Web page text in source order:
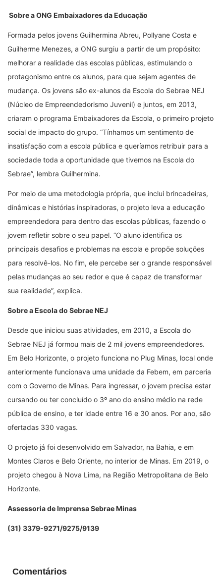
Sobre a ONG Embaixadores da Educação
Formada pelos jovens Guilhermina Abreu, Pollyane Costa e
Guilherme Menezes, a ONG surgiu a partir de um propósito:
melhorar a realidade das escolas públicas, estimulando o
protagonismo entre os alunos, para que sejam agentes de
mudança. Os jovens são ex-alunos da Escola do Sebrae NEJ
(Núcleo de Empreendedorismo Juvenil) e juntos, em 2013,
criaram o programa Embaixadores da Escola, o primeiro projeto
social de impacto do grupo. “Tínhamos um sentimento de
insatisfação com a escola pública e queríamos retribuir para a
sociedade toda a oportunidade que tivemos na Escola do
Sebrae”, lembra Guilhermina.
Por meio de uma metodologia própria, que inclui brincadeiras,
dinâmicas e histórias inspiradoras, o projeto leva a educação
empreendedora para dentro das escolas públicas, fazendo o
jovem refletir sobre o seu papel. “O aluno identifica os
principais desafios e problemas na escola e propõe soluções
para resolvê-los. No fim, ele percebe ser o grande responsável
pelas mudanças ao seu redor e que é capaz de transformar
sua realidade”, explica.
Sobre a Escola do Sebrae NEJ
Desde que iniciou suas atividades, em 2010, a Escola do
Sebrae NEJ já formou mais de 2 mil jovens empreendedores.
Em Belo Horizonte, o projeto funciona no Plug Minas, local onde
anteriormente funcionava uma unidade da Febem, em parceria
com o Governo de Minas. Para ingressar, o jovem precisa estar
cursando ou ter concluído o 3º ano do ensino médio na rede
pública de ensino, e ter idade entre 16 e 30 anos. Por ano, são
ofertadas 330 vagas.
O projeto já foi desenvolvido em Salvador, na Bahia, e em
Montes Claros e Belo Oriente, no interior de Minas. Em 2019, o
projeto chegou à Nova Lima, na Região Metropolitana de Belo
Horizonte.
Assessoria de Imprensa Sebrae Minas
(31) 3379-9271/9275/9139
Comentários